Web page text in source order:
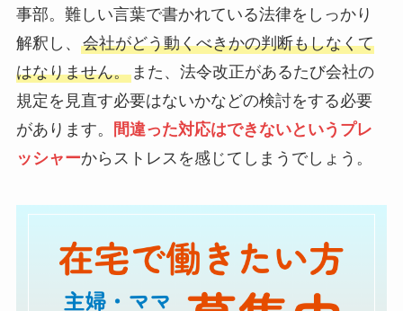
事部。難しい言葉で書かれている法律をしっかり
解釈し、 会社がどう動くべきかの判断もしなくて
はなりません。また、法令改正があるたび会社の
規定を見直す必要はないかなどの検討をする必要
があります。
間違った対応はできないというプレ
ッシャーからストレスを感じてしまうでしょう。